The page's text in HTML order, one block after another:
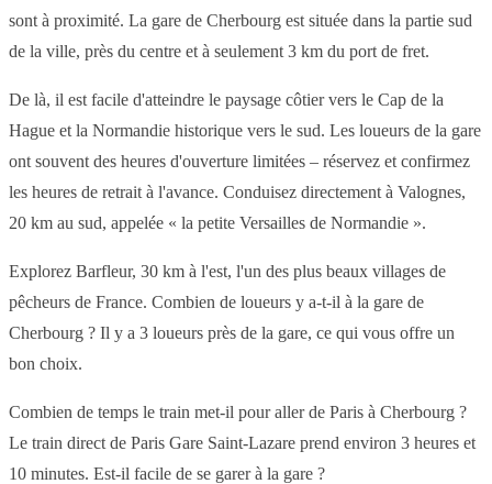
sont à proximité. La gare de Cherbourg est située dans la partie sud
de la ville, près du centre et à seulement 3 km du port de fret.
De là, il est facile d'atteindre le paysage côtier vers le Cap de la
Hague et la Normandie historique vers le sud. Les loueurs de la gare
ont souvent des heures d'ouverture limitées – réservez et confirmez
les heures de retrait à l'avance. Conduisez directement à Valognes,
20 km au sud, appelée « la petite Versailles de Normandie ».
Explorez Barfleur, 30 km à l'est, l'un des plus beaux villages de
pêcheurs de France. Combien de loueurs y a-t-il à la gare de
Cherbourg ? Il y a 3 loueurs près de la gare, ce qui vous offre un
bon choix.
Combien de temps le train met-il pour aller de Paris à Cherbourg ?
Le train direct de Paris Gare Saint-Lazare prend environ 3 heures et
10 minutes. Est-il facile de se garer à la gare ?